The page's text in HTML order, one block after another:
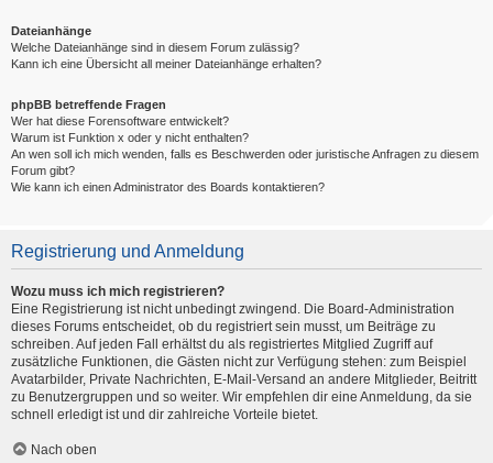
Dateianhänge
Welche Dateianhänge sind in diesem Forum zulässig?
Kann ich eine Übersicht all meiner Dateianhänge erhalten?
phpBB betreffende Fragen
Wer hat diese Forensoftware entwickelt?
Warum ist Funktion x oder y nicht enthalten?
An wen soll ich mich wenden, falls es Beschwerden oder juristische Anfragen zu diesem
Forum gibt?
Wie kann ich einen Administrator des Boards kontaktieren?
Registrierung und Anmeldung
Wozu muss ich mich registrieren?
Eine Registrierung ist nicht unbedingt zwingend. Die Board-Administration
dieses Forums entscheidet, ob du registriert sein musst, um Beiträge zu
schreiben. Auf jeden Fall erhältst du als registriertes Mitglied Zugriff auf
zusätzliche Funktionen, die Gästen nicht zur Verfügung stehen: zum Beispiel
Avatarbilder, Private Nachrichten, E-Mail-Versand an andere Mitglieder, Beitritt
zu Benutzergruppen und so weiter. Wir empfehlen dir eine Anmeldung, da sie
schnell erledigt ist und dir zahlreiche Vorteile bietet.
Nach oben